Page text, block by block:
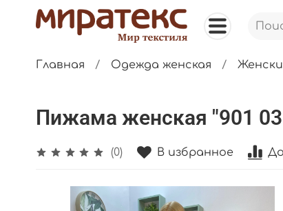
Главная Одежда женская
Пижама женская "901
(0) В избранное